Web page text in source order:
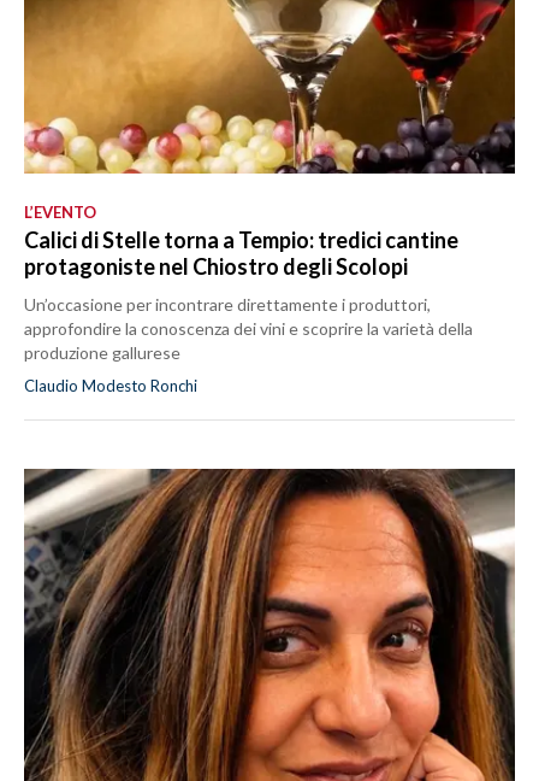
L’EVENTO
Calici di Stelle torna a Tempio: tredici cantine
protagoniste nel Chiostro degli Scolopi
Un’occasione per incontrare direttamente i produttori,
approfondire la conoscenza dei vini e scoprire la varietà della
produzione gallurese
Claudio Modesto Ronchi